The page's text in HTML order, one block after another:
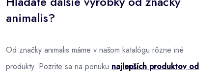
animalis?
Od značky animalis máme v našom katalógu rôzne iné
produkty. Pozrite sa na ponuku najlepších produktov od